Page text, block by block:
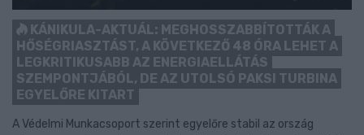
KÁNIKULA-AKTUÁL: MEGHOSSZABBÍTOTTÁK A
HŐSÉGRIASZTÁST, A KÖVETKEZŐ 48 ÓRA LEHET A
LEGKRITIKUSABB AZ ENERGIAELLÁTÁS
SZEMPONTJÁBÓL, DE AZ UTOLSÓ PAKSI TURBINA
EGYELŐRE KITART
A Védelmi Munkacsoport szerint egyelőre stabil az ország